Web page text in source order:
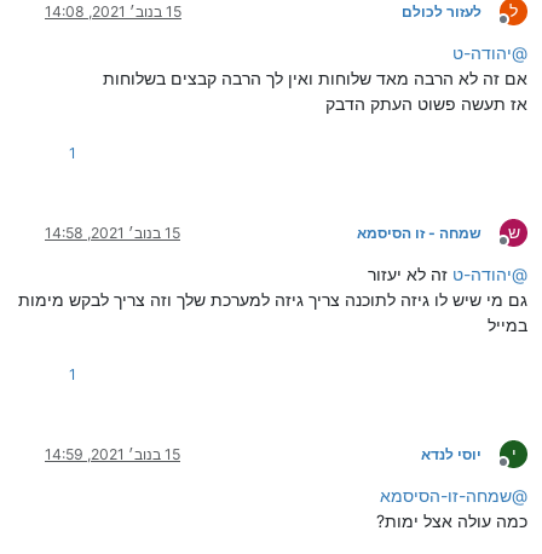
ל
מנותק
לעזור לכולם 15 בנוב׳ 2021, 14:08
@יהודה-ט
אם זה לא הרבה מאד שלוחות ואין לך הרבה קבצים בשלוחות
אז תעשה פשוט העתק הדבק
1
ש
מנותק
שמחה - זו הסיסמא 15 בנוב׳ 2021, 14:58
@יהודה-ט זה לא יעזור
גם מי שיש לו גיזה לתוכנה צריך גיזה למערכת שלך וזה צריך לבקש מימות
במייל
1
י
מנותק
יוסי לנדא 15 בנוב׳ 2021, 14:59
@שמחה-זו-הסיסמא
כמה עולה אצל ימות?